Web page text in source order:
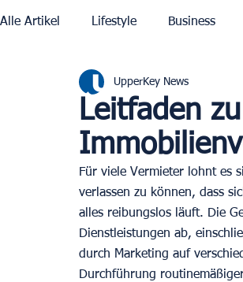
Alle Artikel Lifestyle Business
Rom Dubai
Olympische Spiele 2024 in Paris
Leitfaden zu
UpperKey News
Für viele Vermieter lohnt es
verlassen zu können, dass
alles reibungslos läuft. Die
Dienstleistungen ab,
durch Marketing auf
Durchführung